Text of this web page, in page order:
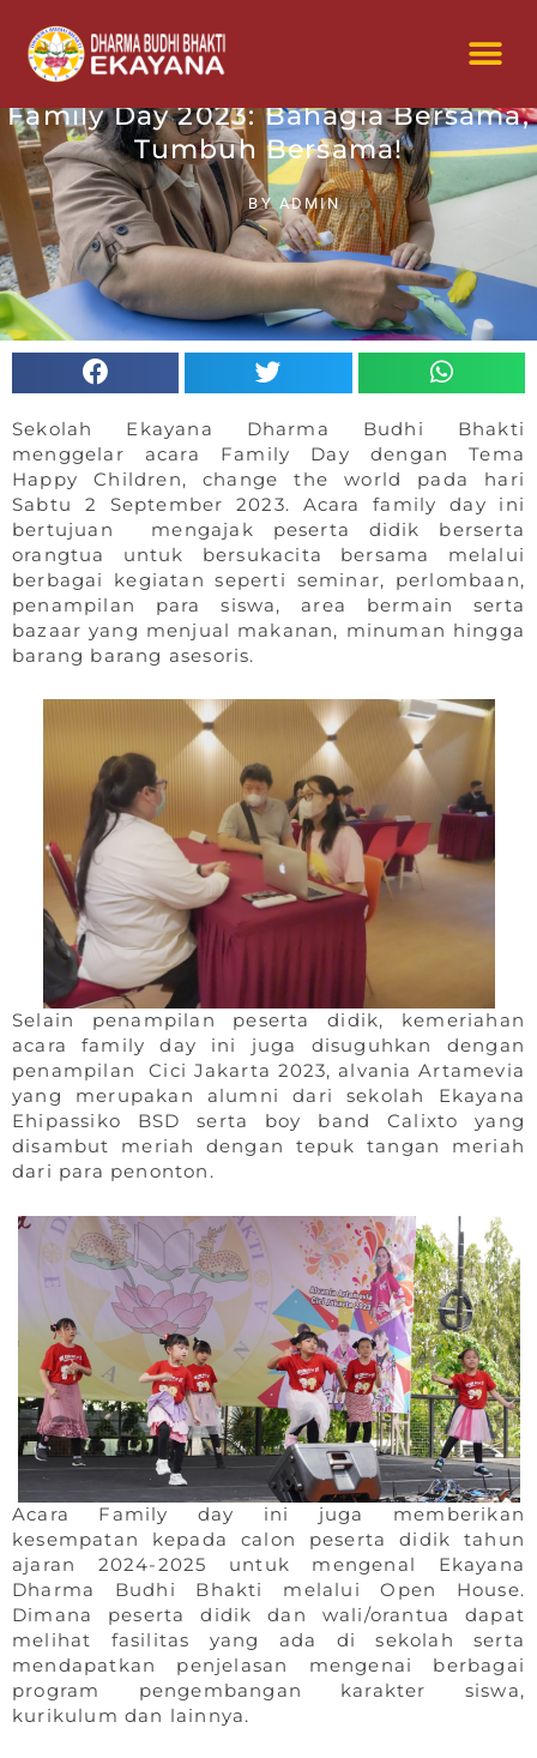
content
Family Day 2023: Bahagia Bersama,
Tumbuh Bersama!
BY ADMIN
Share
on
Share
on
Share
on
Sekolah Ekayana Dharma Budhi Bhakti
menggelar acara Family Day dengan Tema
Happy Children, change the world pada hari
Sabtu 2 September 2023. Acara family day ini
bertujuan mengajak peserta didik berserta
orangtua untuk bersukacita bersama melalui
berbagai kegiatan seperti seminar, perlombaan,
penampilan para siswa, area bermain serta
bazaar yang menjual makanan, minuman hingga
barang barang asesoris.
Selain penampilan peserta didik, kemeriahan
acara family day ini juga disuguhkan dengan
penampilan Cici Jakarta 2023, alvania Artamevia
yang merupakan alumni dari sekolah Ekayana
Ehipassiko BSD serta boy band Calixto yang
disambut meriah dengan tepuk tangan meriah
dari para penonton.
Acara Family day ini juga memberikan
kesempatan kepada calon peserta didik tahun
ajaran 2024-2025 untuk mengenal Ekayana
Dharma Budhi Bhakti melalui Open House.
Dimana peserta didik dan wali/orantua dapat
melihat fasilitas yang ada di sekolah serta
mendapatkan penjelasan mengenai berbagai
program pengembangan karakter siswa,
kurikulum dan lainnya.